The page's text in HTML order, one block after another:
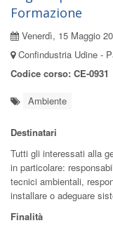
Formazione
Venerdì, 15 Maggio
Confindustria Udine -
Codice corso: CE-0931
Ambiente
Destinatari
Tutti gli interessati alla
in particolare:
tecnici ambientali,
installare o adeguare
Finalità